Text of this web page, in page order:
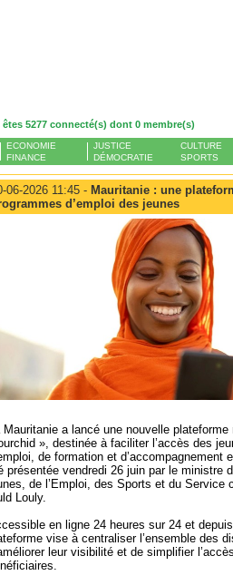
êtes 5277 connecté(s) dont 0 membre(s)
ECONOMIE
FINANCE
JUSTICE
DÉMOCRATIE
CULTURE
SPORTS
06-2026 11:45 - Mauritanie : une
d’emploi des jeunes
Mauritanie a lancé une nouvelle plateforme
», destinée à faciliter l’accès des
de formation et d’accompagnement
présentée vendredi 26 juin par le ministre
de l’Emploi, des Sports et du Service
Louly.
en ligne 24 heures sur 24 et
vise à centraliser l’ensemble des
leur visibilité et de simplifier